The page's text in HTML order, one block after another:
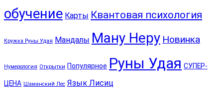
обучение Карты Квантовая психология
Кружка Руны Удая Мандалы Ману Неру Новинка
Нумерология Открытки Популярное Руны Удая СУПЕР-
ЦЕНА Шаманский Лес Язык Лисиц